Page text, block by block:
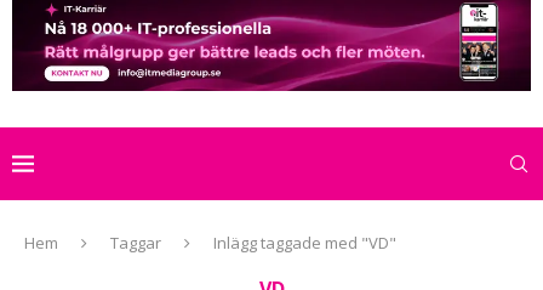
Hem Taggar Inlägg taggade med "VD"